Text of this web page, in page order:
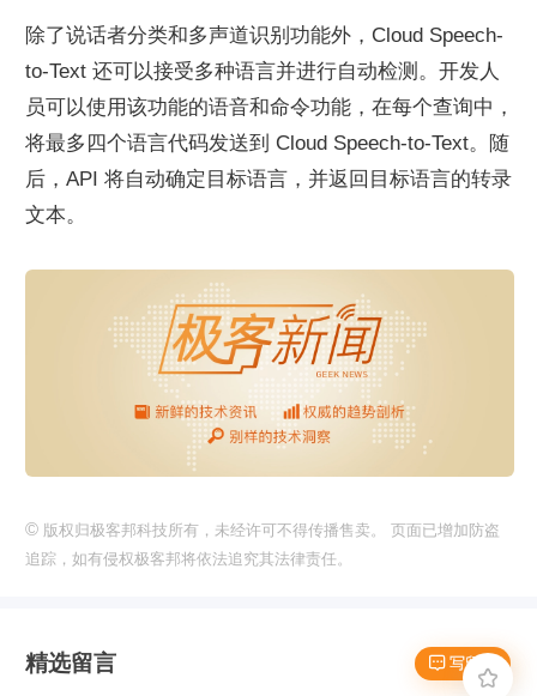
除了说话者分类和多声道识别功能外，Cloud Speech-
to-Text 还可以接受多种语言并进行自动检测。开发人
员可以使用该功能的语音和命令功能，在每个查询中，
将最多四个语言代码发送到 Cloud Speech-to-Text。随
后，API 将自动确定目标语言，并返回目标语言的转录
文本。
© 版权归极客邦科技所有，未经许可不得传播售卖。 页面已增加防盗
追踪，如有侵权极客邦将依法追究其法律责任。
 写留言
精选留言
